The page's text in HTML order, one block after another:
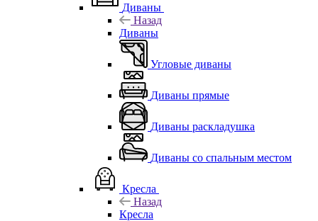
Диваны
Назад
Диваны
Угловые диваны
Диваны прямые
Диваны раскладушка
Диваны со спальным местом
Кресла
Назад
Кресла